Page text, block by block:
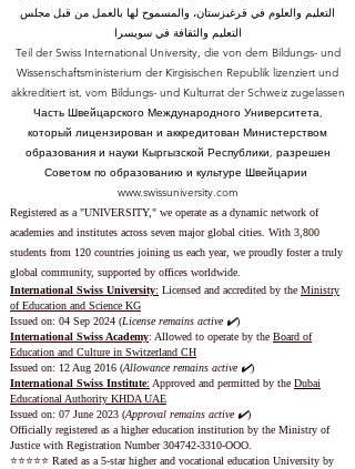
التعليم والعلوم في قرغيزستان، والمسموح لها بالعمل من قبل مجلس
التعليم والثقافة في سويسرا
Teil der Swiss International University, die von dem Bildungs- und
Wissenschaftsministerium der Kirgisischen Republik lizenziert und
akkreditiert ist, vom Bildungs- und Kulturrat der Schweiz zugelassen
Часть Швейцарского Международного Университета,
который лицензирован и аккредитован Министерством
образования и науки Кыргызской Республики, разрешен
Советом по образованию и культуре Швейцарии
www.swissuniversity.com
Registered as a "UNIVERSITY," we operate as a dynamic network of
academies and institutes across seven major global cities. With 3,800
students from 120 countries joining us each year, we proudly foster a truly
global community, supported by offices worldwide.
International Swiss University: Licensed and accredited by the Ministry
of Education and Science KG
Issued on: 04 Sep 2024 (License remains active ✔️)
International Swiss Academy: Allowed to operate by the Board of
Education and Culture in Switzerland CH
Issued on: 12 Aug 2016 (Allowance remains active ✔️)
International Swiss Institute: Approved and permitted by the Dubai
Educational Authority KHDA UAE
Issued on: 07 June 2023 (Approval remains active ✔️)
Officially registered as a higher education institution by the Ministry of
Justice with Registration Number304742-3310-OOO.
⭐️⭐️⭐️⭐️⭐️ Rated as a 5-star higher and vocational education University by